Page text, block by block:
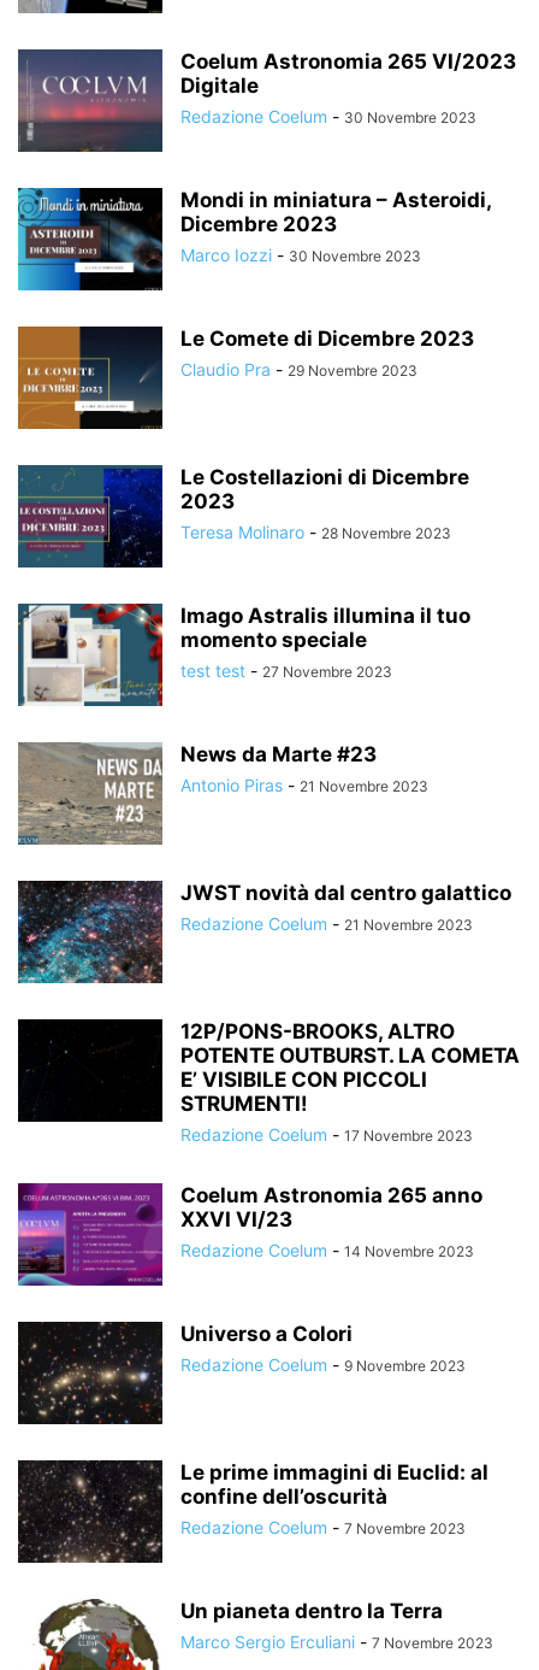
Coelum Astronomia 265 VI/2023
Digitale
Redazione Coelum - 30 Novembre 2023
Mondi in miniatura – Asteroidi,
Dicembre 2023
Marco Iozzi - 30 Novembre 2023
Le Comete di Dicembre 2023
Claudio Pra - 29 Novembre 2023
Le Costellazioni di Dicembre
2023
Teresa Molinaro - 28 Novembre 2023
Imago Astralis illumina il tuo
momento speciale
test test - 27 Novembre 2023
News da Marte #23
Antonio Piras - 21 Novembre 2023
JWST novità dal centro galattico
Redazione Coelum - 21 Novembre 2023
12P/PONS-BROOKS, ALTRO
POTENTE OUTBURST. LA COMETA
E’ VISIBILE CON PICCOLI
STRUMENTI!
Redazione Coelum - 17 Novembre 2023
Coelum Astronomia 265 anno
XXVI VI/23
Redazione Coelum - 14 Novembre 2023
Universo a Colori
Redazione Coelum - 9 Novembre 2023
Le prime immagini di Euclid: al
confine dell’oscurità
Redazione Coelum - 7 Novembre 2023
Un pianeta dentro la Terra
Marco Sergio Erculiani - 7 Novembre 2023